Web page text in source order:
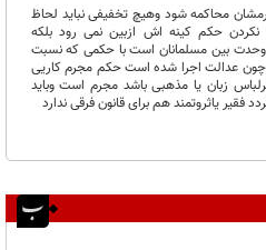
محاکمه شود وهیچ تخفیفی نباید لحاظ
نکردن حکم کینه اش ازبین نمی رود بلکه
بین مسلمانان است با حکمی که نسبت
چون عدالت اجرا شده است حکم مجرم کاریی
زبان یا مذهبی باشد مجرم است وباید
یاثروتمند هم برای قانون فرقی ندارد